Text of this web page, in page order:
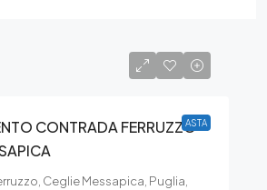
ASTA
CONTRADA FERRUZZO –
Ceglie Messapica, Puglia,